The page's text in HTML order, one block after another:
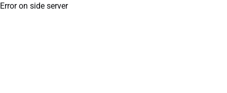
Error on side server